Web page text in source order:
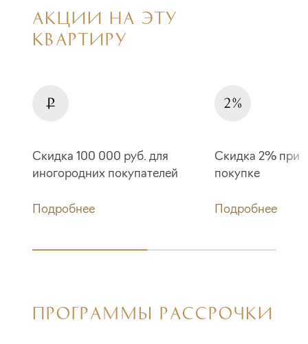
АКЦИИ НА ЭТУ
КВАРТИРУ
Скидка 100 000 руб. для
иногородних покупателей
Подробнее
Скидка 2% при
покупке
Подробнее
ПРОГРАММЫ РАССРОЧКИ